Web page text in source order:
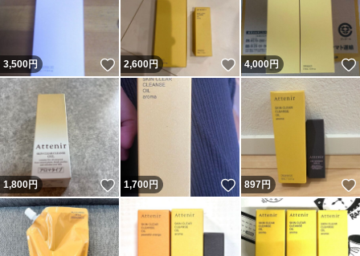
3,500円 いいね！
2,600円 いいね！
4,000円
1,800円 いいね！
1,700円 いいね！
897円